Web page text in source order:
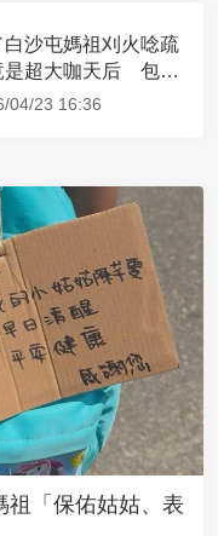
白沙屯媽祖刈火唸疏
是超大咖天后 包尿
小時不喊累
04/23 16:36
祖「保佑姑姑、表